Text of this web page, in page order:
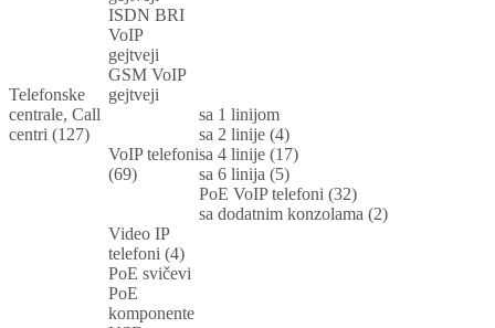
Telefonske
centrale, Call
centri (127)
ISDN BRI
VoIP
gejtveji
GSM VoIP
gejtveji
VoIP telefoni
(69)
sa 1 linijom
sa 2 linije (4)
sa 4 linije (17)
sa 6 linija (5)
PoE VoIP telefoni (32)
sa dodatnim konzolama (2)
Video IP
telefoni (4)
PoE svičevi
PoE
komponente